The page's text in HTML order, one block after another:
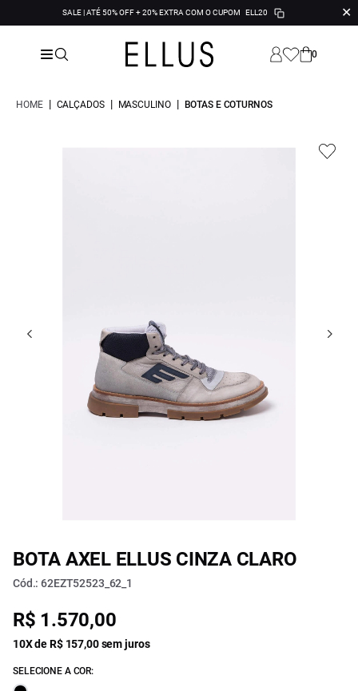
SALE | ATÉ 50% OFF + 20% EXTRA COM O CUPOM ELL20 ✕
0
HOME | CALÇADOS | MASCULINO | BOTAS E COTURNOS
BOTA AXEL ELLUS CINZA CLARO
Cód.: 62EZT52523_62_1
R$ 1.570,00
10X de R$ 157,00 sem juros
SELECIONE A COR: